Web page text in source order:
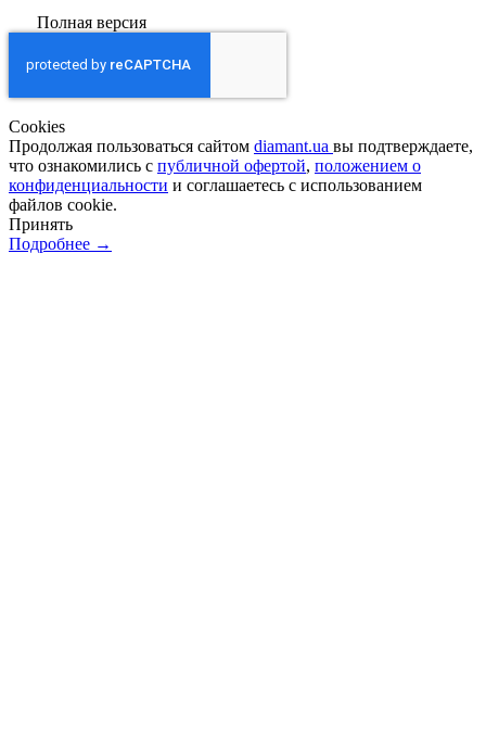
Полная версия
Сookies
Продолжая пользоваться сайтом diamant.ua вы подтверждаете,
что ознакомились с публичной офертой, положением о
конфиденциальности и соглашаетесь с использованием
файлов cookie.
Принять
Подробнее →